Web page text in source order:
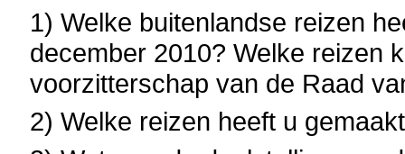
1) Welke buitenlandse reizen
december 2010? Welke reizen
voorzitterschap van de Raad
2) Welke reizen heeft u